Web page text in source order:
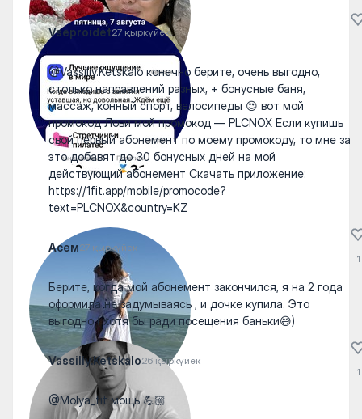
Vseproidet27 қыркүйек
@Vassiliy.Ketskalo конечно берите, очень выгодно,
столько направлений разных, + бонусные баня,
массаж, конный спорт, велосипеды 😍 вот мой
промокод Лови мой промокод — PLCNOX Если купишь
свой первый абонемент по моему промокоду, то мне за
это добавят до 30 бонусных дней на мой
действующий абонемент Скачать приложение:
https://1fit.app/mobile/promocode?
text=PLCNOX&country=KZ
Асем27 қыркүйек
Берите, когда мой абонемент закончился, я на 2 года
оформила не задумываясь , и дочке купила. Это
выгодно ( хотя бы ради посещения баньки😅)
1
Vassiliy.Ketskalo26 қыркүйек
@Molya_fit мощь 💪🏼
1